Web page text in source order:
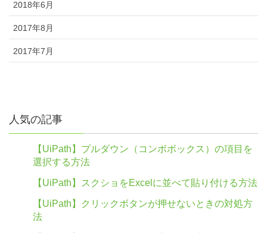
2018年6月
2017年8月
2017年7月
人気の記事
【UiPath】プルダウン（コンボボックス）の項目を
選択する方法
【UiPath】スクショをExcelに並べて貼り付ける方法
【UiPath】クリックボタンが押せないときの対処方
法